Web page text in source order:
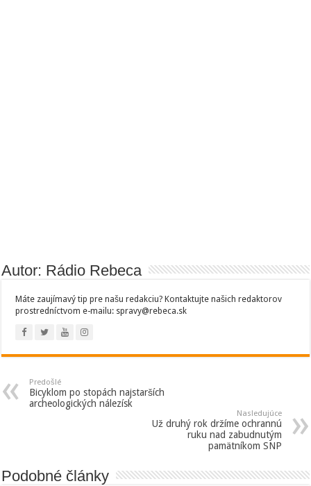
Autor: Rádio Rebeca
Máte zaujímavý tip pre našu redakciu? Kontaktujte našich redaktorov
prostredníctvom e-mailu: spravy@rebeca.sk
Predošlé
Bicyklom po stopách najstarších
archeologických nálezísk
Nasledujúce
Už druhý rok držíme ochrannú
ruku nad zabudnutým
pamätníkom SNP
Podobné články